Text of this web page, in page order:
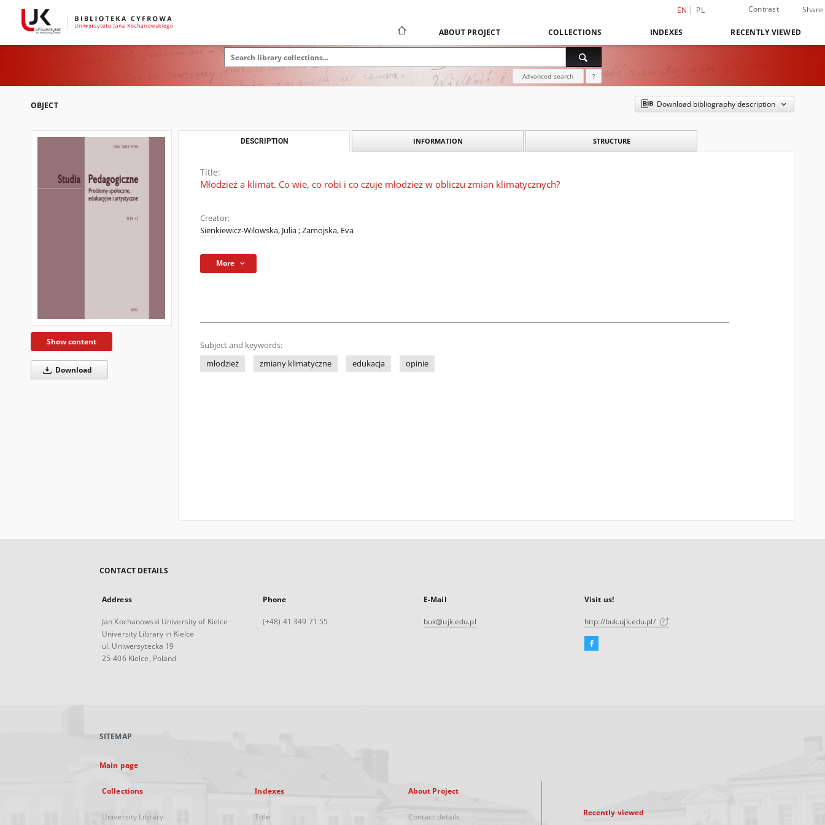
EN PL Contrast Share
ABOUT PROJECT COLLECTIONS INDEXES RECENTLY VIEWED
Advanced search ?
OBJECT Download bibliography description
Show content
Download
DESCRIPTION INFORMATION STRUCTURE
Title:
Młodzież a klimat. Co wie, co robi i co czuje młodzież w obliczu zmian klimatycznych?
Creator:
Sienkiewicz-Wilowska, Julia;Zamojska, Eva
More
Subject and keywords:
młodzież
zmiany klimatyczne edukacja opinie
CONTACT DETAILS
Address
Jan Kochanowski University of Kielce
University Library in Kielce
ul. Uniwersytecka 19
25-406 Kielce, Poland
Phone
(+48) 41 349 71 55
E-Mail
buk@ujk.edu.pl
Visit us!
http://buk.ujk.edu.pl/
Facebook
SITEMAP
Main page
Collections
University Library
Indexes
Title
About Project
Contact details Recently viewed